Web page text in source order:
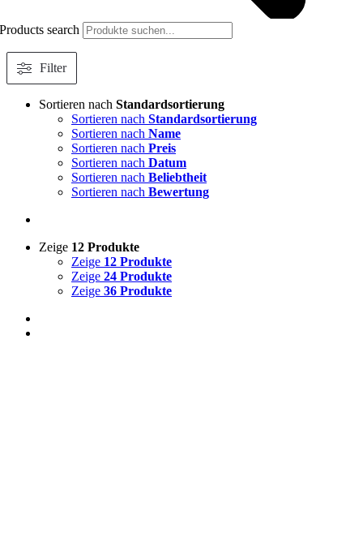
Products search
Filter
Sortieren nach Standardsortierung
Sortieren nach Standardsortierung
Sortieren nach Name
Sortieren nach Preis
Sortieren nach Datum
Sortieren nach Beliebtheit
Sortieren nach Bewertung
Zeige 12 Produkte
Zeige 12 Produkte
Zeige 24 Produkte
Zeige 36 Produkte